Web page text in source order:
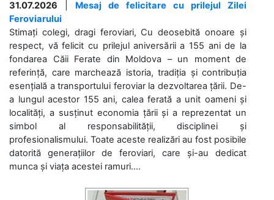
31.07.2026
Mesaj de felicitare cu prilejul Zilei
Feroviarului
Stimați colegi, dragi feroviari, Cu deosebită onoare și
respect, vă felicit cu prilejul aniversării a 155 ani de la
fondarea Căii Ferate din Moldova – un moment de
referință, care marchează istoria, tradiția și contribuția
esențială a transportului feroviar la dezvoltarea țării. De-
a lungul acestor 155 ani, calea ferată a unit oameni și
localități, a susținut economia țării și a reprezentat un
simbol al responsabilității, disciplinei și
profesionalismului. Toate aceste realizări au fost posibile
datorită generațiilor de feroviari, care și-au dedicat
munca și viața acestei ramuri....